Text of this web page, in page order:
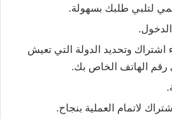
لتلبي طلبك بسهولة.
اشتراك وتحديد الدولة التي تعيش
رقم الهاتف الخاص بك.
لاتمام العملية بنجاح.